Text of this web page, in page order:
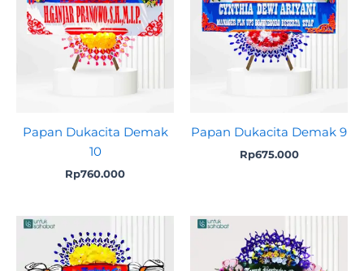
Papan Dukacita Demak
10
Rp760.000
Papan Dukacita Demak 9
Rp675.000
price
was:
Rp1.899.000.